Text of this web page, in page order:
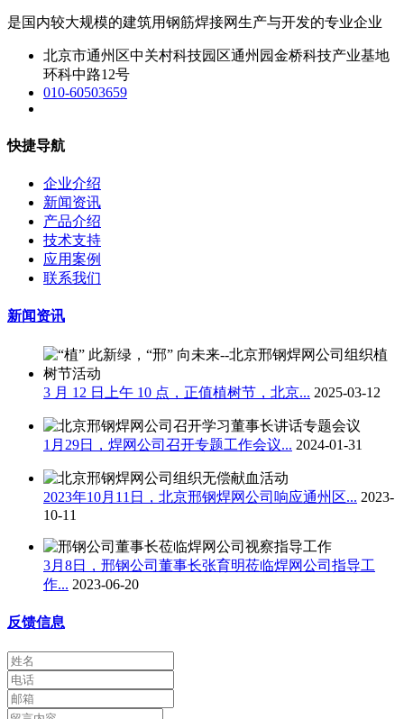
是国内较大规模的建筑用钢筋焊接网生产与开发的专业企业
北京市通州区中关村科技园区通州园金桥科技产业基地
环科中路12号
010-60503659
快捷导航
企业介绍
新闻资讯
产品介绍
技术支持
应用案例
联系我们
新闻资讯
3 月 12 日上午 10 点，正值植树节，北京... 2025-03-12
1月29日，焊网公司召开专题工作会议... 2024-01-31
2023年10月11日，北京邢钢焊网公司响应通州区... 2023-
10-11
3月8日，邢钢公司董事长张育明莅临焊网公司指导工
作... 2023-06-20
反馈信息